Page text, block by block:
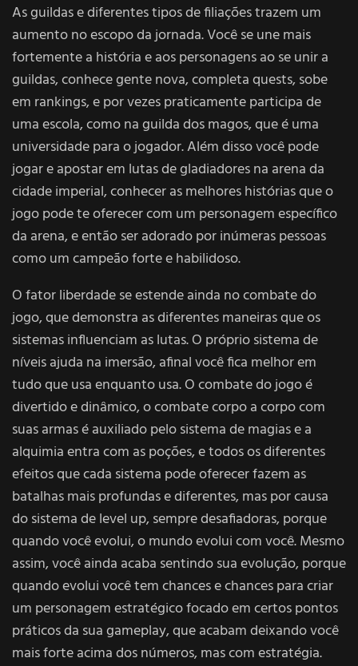
As guildas e diferentes tipos de filiações trazem um
aumento no escopo da jornada. Você se une mais
fortemente a história e aos personagens ao se unir a
guildas, conhece gente nova, completa quests, sobe
em rankings, e por vezes praticamente participa de
uma escola, como na guilda dos magos, que é uma
universidade para o jogador. Além disso você pode
jogar e apostar em lutas de gladiadores na arena da
cidade imperial, conhecer as melhores histórias que o
jogo pode te oferecer com um personagem específico
da arena, e então ser adorado por inúmeras pessoas
como um campeão forte e habilidoso.
O fator liberdade se estende ainda no combate do
jogo, que demonstra as diferentes maneiras que os
sistemas influenciam as lutas. O próprio sistema de
níveis ajuda na imersão, afinal você fica melhor em
tudo que usa enquanto usa. O combate do jogo é
divertido e dinâmico, o combate corpo a corpo com
suas armas é auxiliado pelo sistema de magias e a
alquimia entra com as poções, e todos os diferentes
efeitos que cada sistema pode oferecer fazem as
batalhas mais profundas e diferentes, mas por causa
do sistema de level up, sempre desafiadoras, porque
quando você evolui, o mundo evolui com você. Mesmo
assim, você ainda acaba sentindo sua evolução, porque
quando evolui você tem chances e chances para criar
um personagem estratégico focado em certos pontos
práticos da sua gameplay, que acabam deixando você
mais forte acima dos números, mas com estratégia.